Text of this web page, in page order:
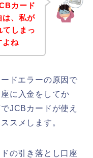
カード
は、私が
しまっ
よね
ドエラーの原因で
に入金をしてか
JCBカードが使え
スメします。
の引き落とし口座